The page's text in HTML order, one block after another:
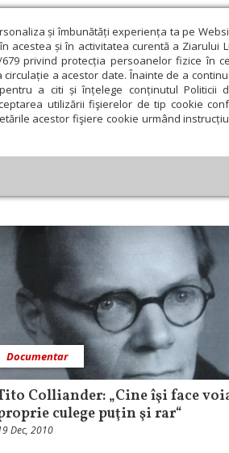
și îmbunătăți experiența ta pe
acestea și în activitatea curentă a Ziarului
privind protecția persoanelor fizice în
a acestor date. Înainte de a
a citi și înțelege conținutul Politicii
utilizării fişierelor de tip cookie
acestor fişiere cookie urmând
Educaţie și Cultură Societate
2010
Documentar
Colliander: „Cine îşi face
culege puţin şi rar“
Dec, 2010